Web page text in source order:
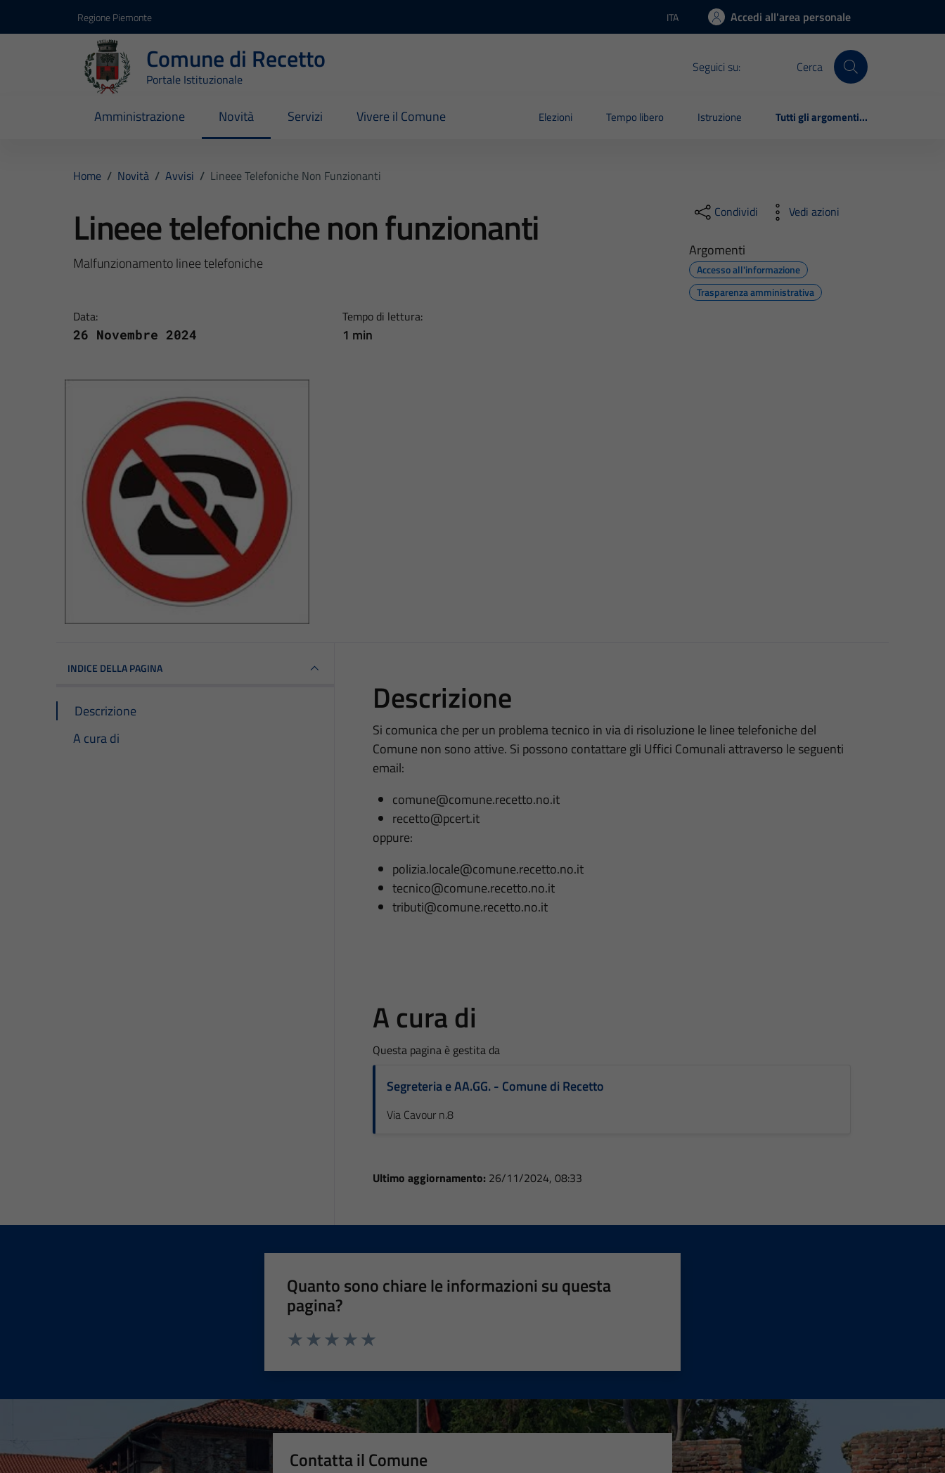
Regione Piemonte Lingua attiva:
ITA Accedi all'area personale
Comune di Recetto
Portale Istituzionale
Seguici su: Cerca
Amministrazione Novità Servizi Vivere il Comune Elezioni Tempo libero Istruzione Tutti gli argomenti...
Home / Novità / Avvisi / Lineee Telefoniche Non Funzionanti
Lineee telefoniche non funzionanti
Malfunzionamento linee telefoniche
Data:
26 Novembre 2024
Tempo di lettura:
1 min
Condividi Vedi azioni
Argomenti
Accesso all'informazione
Trasparenza amministrativa
INDICE DELLA PAGINA
Descrizione
A cura di
Descrizione
Si comunica che per un problema tecnico in via di risoluzione le linee telefoniche del
Comune non sono attive. Si possono contattare gli Uffici Comunali attraverso le seguenti
email:
comune@comune.recetto.no.it
recetto@pcert.it
oppure:
polizia.locale@comune.recetto.no.it
tecnico@comune.recetto.no.it
tributi@comune.recetto.no.it
A cura di
Questa pagina è gestita da
Segreteria e AA.GG. - Comune di Recetto
Via Cavour n.8
Ultimo aggiornamento: 26/11/2024, 08:33
Quanto sono chiare le informazioni su questa
pagina?
Contatta il Comune